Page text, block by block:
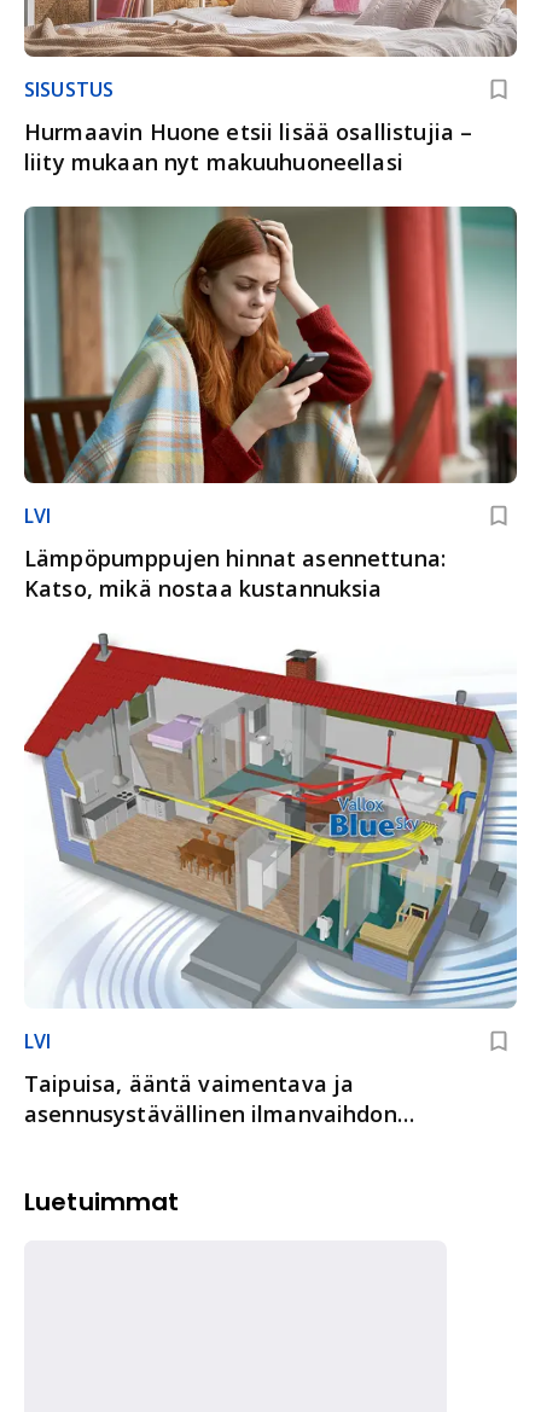
SISUSTUS
Hurmaavin Huone etsii lisää osallistujia –
liity mukaan nyt makuuhuoneellasi
LVI
Lämpöpumppujen hinnat asennettuna:
Katso, mikä nostaa kustannuksia
LVI
Taipuisa, ääntä vaimentava ja
asennusystävällinen ilmanvaihdon
Luetuimmat